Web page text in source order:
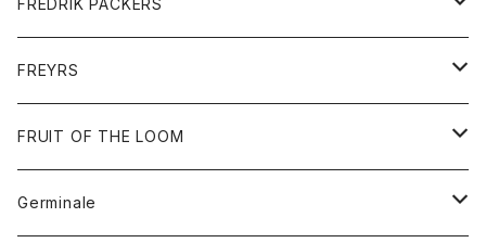
Tシャツ
ボトム
靴
FREDRIK PACKERS
アクセサリー
バッグ
FREYRS
サングラス
FRUIT OF THE LOOM
アウター
Germinale